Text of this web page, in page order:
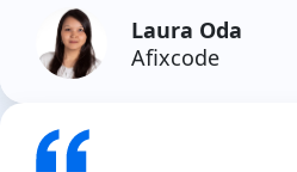
Laura Oda
Afixcode